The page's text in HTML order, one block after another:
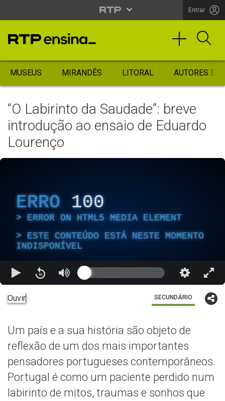
Entrar
MUSEUS MIRANDÊS LITORAL AUTORES
“O Labirinto da Saudade”: breve
introdução ao ensaio de Eduardo
Lourenço
ERRO 100
ERROR ON HTML5 MEDIA ELEMENT
ESTE CONTEÚDO ESTÁ NESTE MOMENTO
INDISPONÍVEL
Ouvir SECUNDÁRIO
Um país e a sua história são objeto de
reflexão de um dos mais importantes
pensadores portugueses contemporâneos.
Portugal é como um paciente perdido num
labirinto de mitos, traumas e sonhos que